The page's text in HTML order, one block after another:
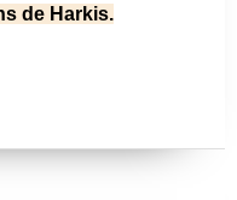
de Harkis.